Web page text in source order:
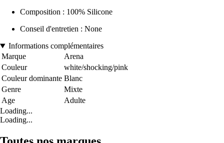
Composition : 100% Silicone
Conseil d'entretien : None
Informations complémentaires
Marque
Arena
Couleur
white/shocking/pink
Couleur dominante Blanc
Genre
Mixte
Age
Adulte
Loading...
Loading...